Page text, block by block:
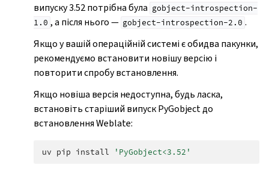
випуску 3.52 потрібна була gobject-introspection-
1.0 , а після нього — gobject-introspection-2.0 .
Якщо у вашій операційній системі є обидва пакунки,
рекомендуємо встановити новішу версію і
повторити спробу встановлення.
Якщо новіша версія недоступна, будь ласка,
встановіть старіший випуск PyGobject до
встановлення Weblate:
uv pip install 'PyGobject<3.52'